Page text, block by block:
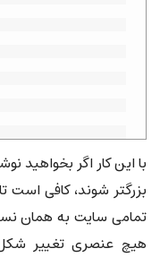
با این کار اگر بخواهید
بزرگتر شوند، کافی است
تمامی سایت به همان
هیچ عنصری تغییر شکل